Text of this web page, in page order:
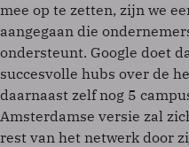
mee op te zetten, zijn we
aangegaan die
ondersteunt. Google doet
succesvolle hubs over de
daarnaast zelf nog 5
Amsterdamse versie zal
rest van het netwerk door